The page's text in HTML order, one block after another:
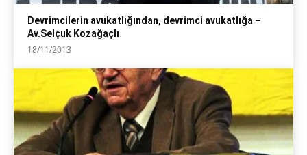
Devrimcilerin avukatlığından, devrimci avukatlığa –
Av.Selçuk Kozağaçlı
18/11/2013